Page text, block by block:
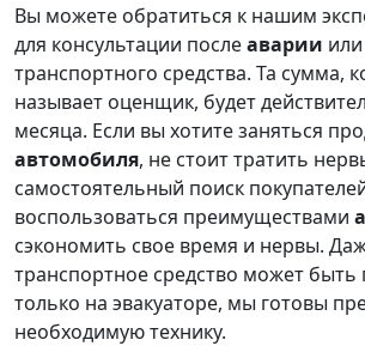
Вы можете обратиться к нашим
для консультации послеаварии или
транспортного средства. Та сумма,
называет оценщик, будет
месяца. Если вы хотите заняться
автомобиля, не стоит тратить
самостоятельный поиск
воспользоваться преимуществами
сэкономить свое время и нервы.
транспортное средство может быть
только на эвакуаторе, мы готовы
необходимую технику.